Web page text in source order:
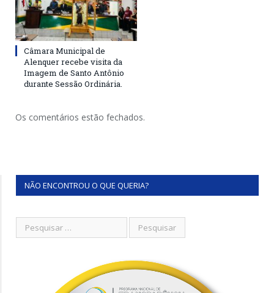
Câmara Municipal de
Alenquer recebe visita da
Imagem de Santo Antônio
durante Sessão Ordinária.
Os comentários estão fechados.
NÃO ENCONTROU O QUE QUERIA?